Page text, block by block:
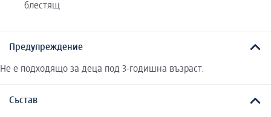
блестящ
Предупреждение
Не е подходящо за деца под 3-годишна възраст.
Състав